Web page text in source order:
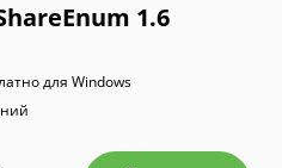
1.6
для Windows